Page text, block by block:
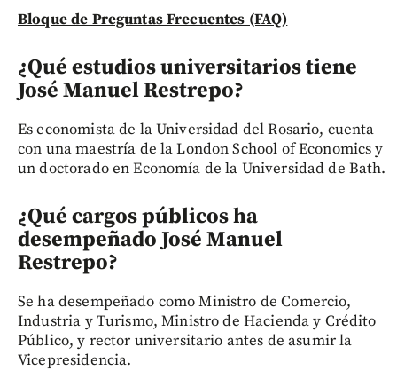
Bloque de Preguntas Frecuentes (FAQ)
¿Qué estudios universitarios tiene
José Manuel Restrepo?
Es economista de la Universidad del Rosario, cuenta
con una maestría de la London School of Economics y
un doctorado en Economía de la Universidad de Bath.
¿Qué cargos públicos ha
desempeñado José Manuel
Restrepo?
Se ha desempeñado como Ministro de Comercio,
Industria y Turismo, Ministro de Hacienda y Crédito
Público, y rector universitario antes de asumir la
Vicepresidencia.